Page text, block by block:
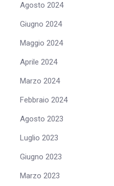
Agosto 2024
Giugno 2024
Maggio 2024
Aprile 2024
Marzo 2024
Febbraio 2024
Agosto 2023
Luglio 2023
Giugno 2023
Marzo 2023